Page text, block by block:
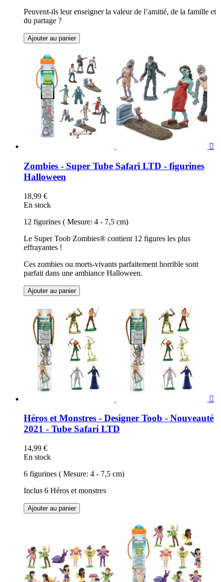
Peuvent-ils leur enseigner la valeur de l’amitié, de la famille et
du partage ?
Ajouter au panier

Zombies - Super Tube Safari LTD - figurines
Halloween
18,99 €
En stock
12 figurines ( Mesure: 4 - 7,5 cm)
Le Super Toob Zombies® contient 12 figures les plus
effrayantes !
Ces zombies ou morts-vivants parfaitement horrible sont
parfait dans une ambiance Halloween.
Ajouter au panier

Héros et Monstres - Designer Toob - Nouveauté
2021 - Tube Safari LTD
14,99 €
En stock
6 figurines ( Mesure: 4 - 7,5 cm)
Inclus 6 Héros et monstres
Ajouter au panier